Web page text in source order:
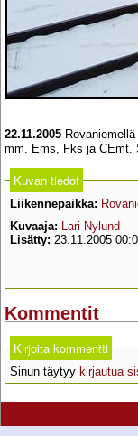
22.11.2005
mm. Ems, Fks ja CEmt.
Kuvan tiedot
Liikennepaikka:
Kuvaaja: Lari Nylund
Lisätty: 23.11.2005
Kommentit
Kirjoita kommentti
Sinun täytyy kirjautua